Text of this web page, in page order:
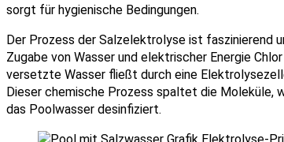
sorgt für hygienische Bedingungen.
Der Prozess der Salzelektrolyse ist faszinierend
Zugabe von Wasser und elektrischer Energie
versetzte Wasser fließt durch eine
Dieser chemische Prozess spaltet die Moleküle,
das Poolwasser desinfiziert.